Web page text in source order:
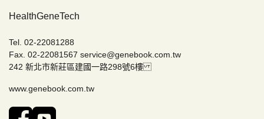
HealthGeneTech
Tel. 02-22081288
Fax. 02-22081567 service@genebook.com.tw
242 新北市新莊區建國一路298號6樓
www.genebook.com.tw